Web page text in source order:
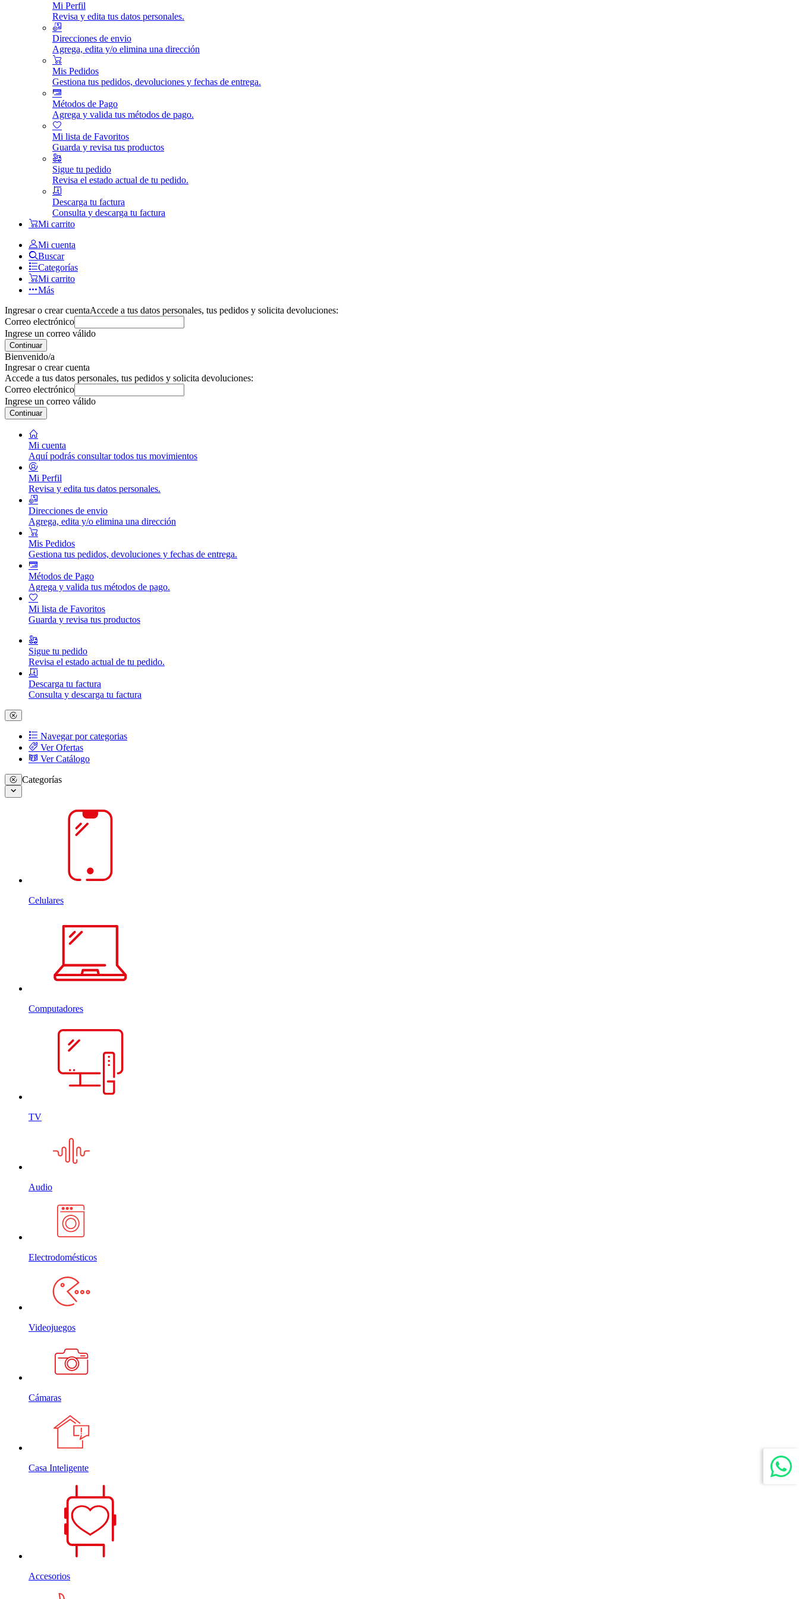
Mi Perfil
Revisa y edita tus datos personales.
Direcciones de envio
Agrega, edita y/o elimina una dirección
Mis Pedidos
Gestiona tus pedidos, devoluciones y fechas de entrega.
Métodos de Pago
Agrega y valida tus métodos de pago.
Mi lista de Favoritos
Guarda y revisa tus productos
Sigue tu pedido
Revisa el estado actual de tu pedido.
Descarga tu factura
Consulta y descarga tu factura
Mi carrito
Mi cuenta
Buscar
Categorías
Mi carrito
Más
Ingresar o crear cuentaAccede a tus datos personales, tus pedidos y solicita devoluciones:
Correo electrónico
Ingrese un correo válido
Continuar
Bienvenido/a
Ingresar o crear cuenta
Accede a tus datos personales, tus pedidos y solicita devoluciones:
Correo electrónico
Ingrese un correo válido
Continuar
Mi cuenta
Aquí podrás consultar todos tus movimientos
Mi Perfil
Revisa y edita tus datos personales.
Direcciones de envio
Agrega, edita y/o elimina una dirección
Mis Pedidos
Gestiona tus pedidos, devoluciones y fechas de entrega.
Métodos de Pago
Agrega y valida tus métodos de pago.
Mi lista de Favoritos
Guarda y revisa tus productos
Sigue tu pedido
Revisa el estado actual de tu pedido.
Descarga tu factura
Consulta y descarga tu factura
Navegar por categorias
Ver Ofertas
Ver Catálogo
Categorías
Celulares
Computadores
TV
Audio
Electrodomésticos
Videojuegos
Cámaras
Casa Inteligente
Accesorios